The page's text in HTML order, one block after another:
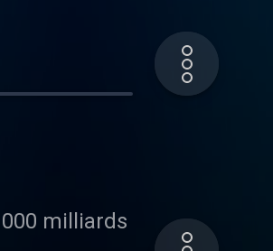
milliards